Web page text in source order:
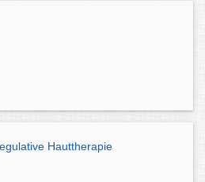
Hauttherapie